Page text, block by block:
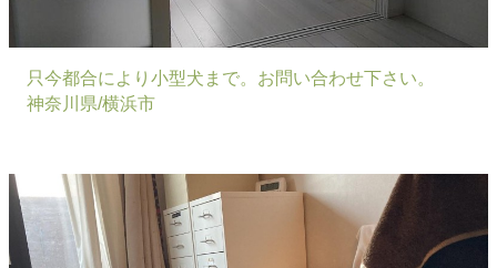
只今都合により小型犬まで。お問い合わせ下さい。
神奈川県/横浜市